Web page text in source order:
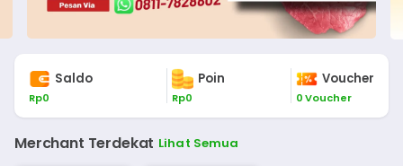
Saldo
Rp0
Poin
Rp0
Voucher
0 Voucher
Merchant Terdekat Lihat Semua